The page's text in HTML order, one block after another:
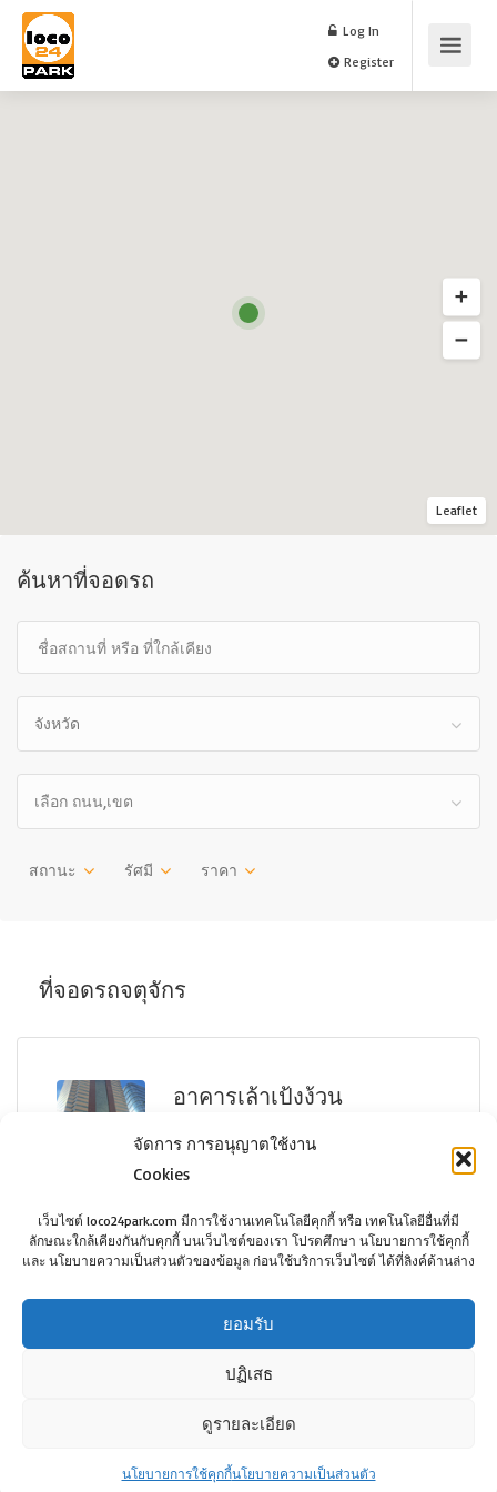
จัดการ การอนุญาตใช้งาน
Cookies
เว็บไซต์ loco24park.com มีการใช้งานเทคโนโลยีคุกกี้ หรือ เทคโนโลยีอื่นที่มี
ลักษณะใกล้เคียงกันกับคุกกี้ บนเว็บไซต์ของเรา โปรดศึกษา นโยบายการใช้คุกกี้
และ นโยบายความเป็นส่วนตัวของข้อมูล ก่อนใช้บริการเว็บไซต์ ได้ที่ลิงค์ด้านล่าง
ยอมรับ
ปฏิเสธ
ดูรายละเอียด
นโยบายการใช้คุกกี้นโยบายความเป็นส่วนตัว
Log In
ค้นหาที่จอดรถ
จังหวัด
เลือก ถนน,เขต
สถานะ รัศมี ราคา
ที่จอดรถจตุจักร
อาคารเล้าเป้งง้วน
ว่าง
Lao Peng Nguan Tower
กรุงเทพฯ
©Copyright loco24park.com, 2017. All Rights
Reserved.
Leaflet